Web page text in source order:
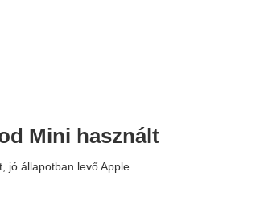
Mini használt
jó állapotban levő Apple